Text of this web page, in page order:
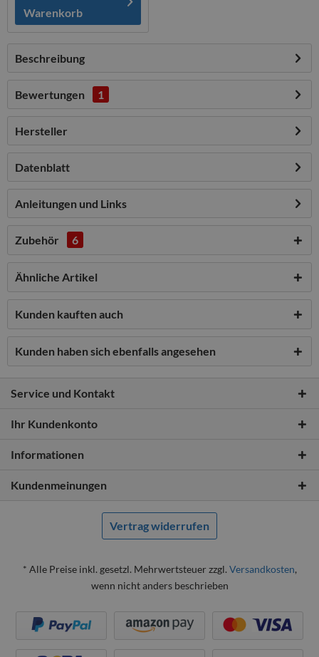
Warenkorb
Beschreibung
Bewertungen 1
Hersteller
Datenblatt
Anleitungen und Links
Zubehör 6
Ähnliche Artikel
Kunden kauften auch
Kunden haben sich ebenfalls angesehen
Service und Kontakt
Ihr Kundenkonto
Informationen
Kundenmeinungen
Vertrag widerrufen
* Alle Preise inkl. gesetzl. Mehrwertsteuer zzgl. Versandkosten,
wenn nicht anders beschrieben